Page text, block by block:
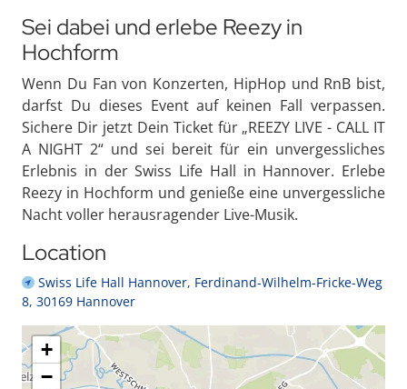
Sei dabei und erlebe Reezy in
Hochform
Wenn Du Fan von Konzerten, HipHop und RnB bist,
darfst Du dieses Event auf keinen Fall verpassen.
Sichere Dir jetzt Dein Ticket für „REEZY LIVE - CALL IT
A NIGHT 2“ und sei bereit für ein unvergessliches
Erlebnis in der Swiss Life Hall in Hannover. Erlebe
Reezy in Hochform und genieße eine unvergessliche
Nacht voller herausragender Live-Musik.
Location
Swiss Life Hall Hannover, Ferdinand-Wilhelm-Fricke-Weg
8, 30169 Hannover
+
−